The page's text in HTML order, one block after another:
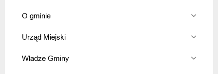
O gminie
Urząd Miejski
Władze Gminy